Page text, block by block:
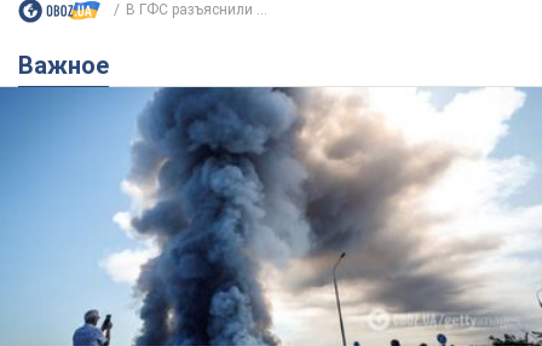
В ГФС разъяснили ...
Важное